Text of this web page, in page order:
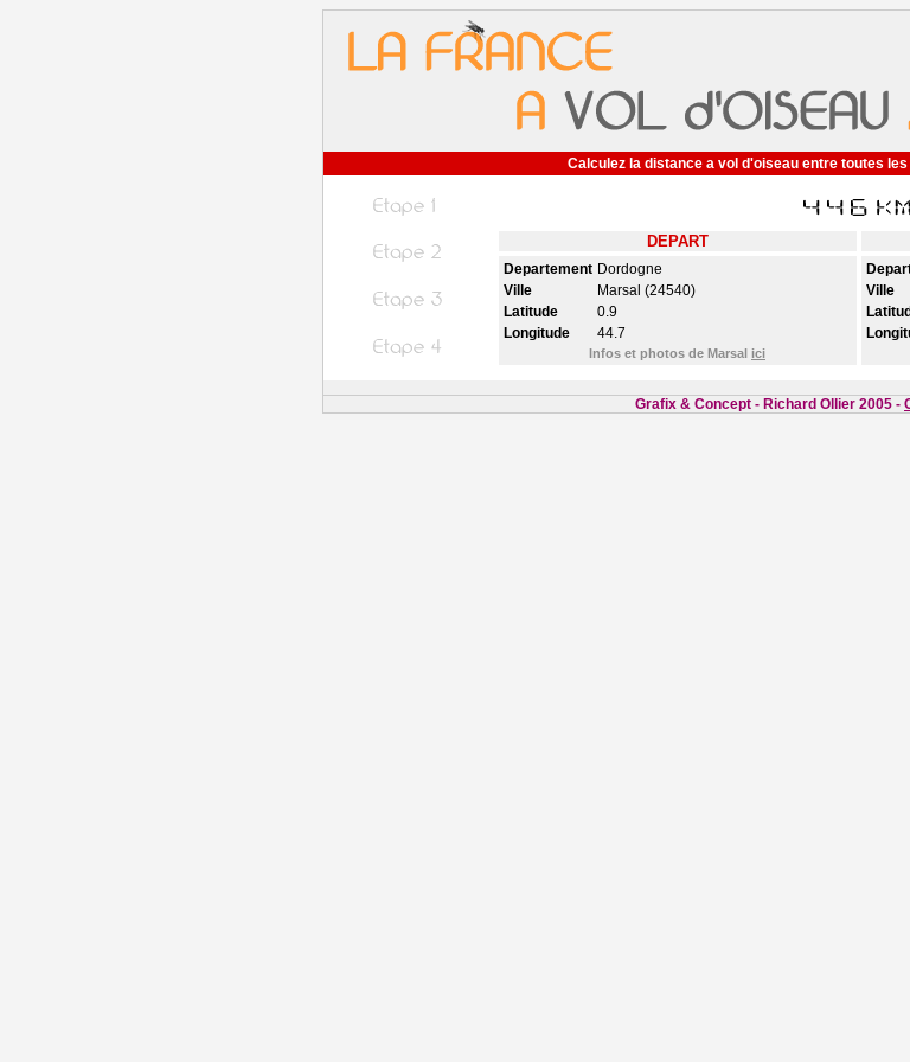
Calculez la distance a vol d'oiseau entre toutes
DEPART
Departement Dordogne
Ville
Marsal (24540)
Latitude
0.9
Longitude
44.7
Infos et photos de Marsal ici
Ville
Grafix & Concept - Richard Ollier 2005 -